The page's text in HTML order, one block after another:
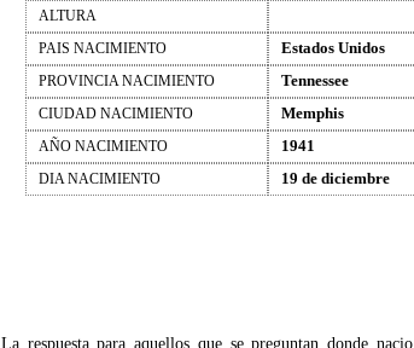
ALTURA
PAIS NACIMIENTO
Estados Unidos
PROVINCIA NACIMIENTO Tennessee
CIUDAD NACIMIENTO Memphis
AÑO NACIMIENTO 1941
DIA NACIMIENTO 19 de diciembre
La respuesta para aquellos que se preguntan donde nacio